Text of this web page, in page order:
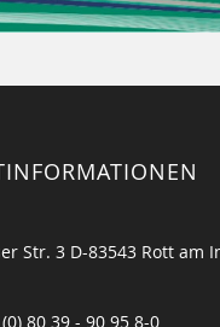
Str. 3 D-83543 Rott am
80 39 - 90 95 8-0